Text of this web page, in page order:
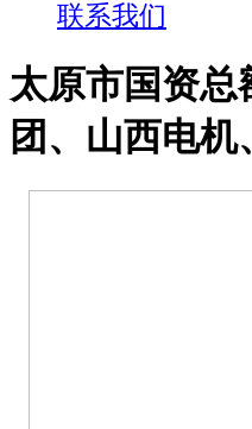
联系我们
太原市国资总
团、山西电